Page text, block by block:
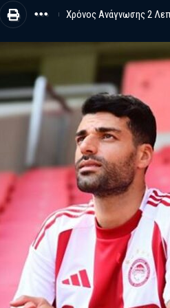
Χρόνος Ανάγνωσης 2